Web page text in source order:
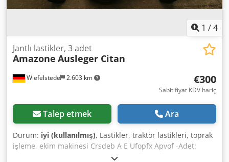
1 /4
Wiefelstede 2.603 km
Jantlı lastikler, 3 adet
Amazone Ausleger Citan
€300
Sabit fiyat KDV hariç
Talep etmek Ara
Durum: iyi (kullanılmış), Lastikler, traktör lastikleri, toprak
işleme, ekim makinesi Crsdeb A E Ufopfx Apvof -Adet:
Amazone ekim makinesinden 3 adet lastik -Lastik ölçüsü -